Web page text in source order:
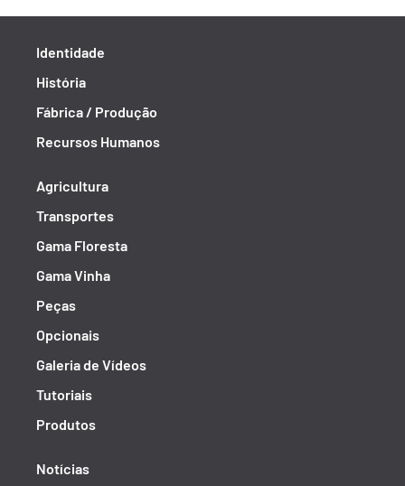
Identidade
História
Fábrica / Produção
Recursos Humanos
Agricultura
Transportes
Gama Floresta
Gama Vinha
Peças
Opcionais
Galeria de Vídeos
Tutoriais
Produtos
Notícias